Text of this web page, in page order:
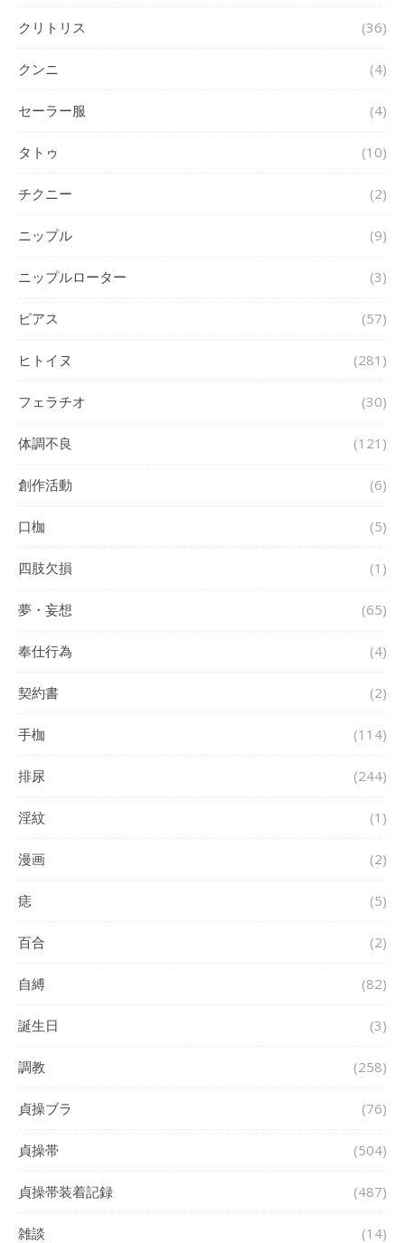
クリトリス (36)
クンニ (4)
セーラー服 (4)
タトゥ (10)
チクニー (2)
ニップル (9)
ニップルローター (3)
ピアス (57)
ヒトイヌ (281)
フェラチオ (30)
体調不良 (121)
創作活動 (6)
口枷 (5)
四肢欠損 (1)
夢・妄想 (65)
奉仕行為 (4)
契約書 (2)
手枷 (114)
排尿 (244)
淫紋 (1)
漫画 (2)
痣 (5)
百合 (2)
自縛 (82)
誕生日 (3)
調教 (258)
貞操ブラ (76)
貞操帯 (504)
貞操帯装着記録 (487)
雑談 (14)